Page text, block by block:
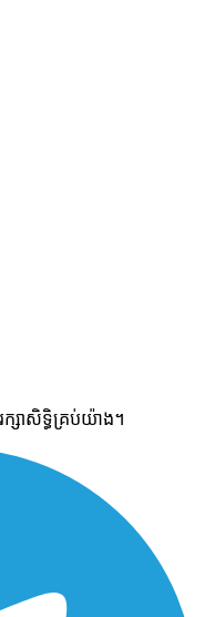
ក្សាសិទ្ធិគ្រប់យ៉ាង។